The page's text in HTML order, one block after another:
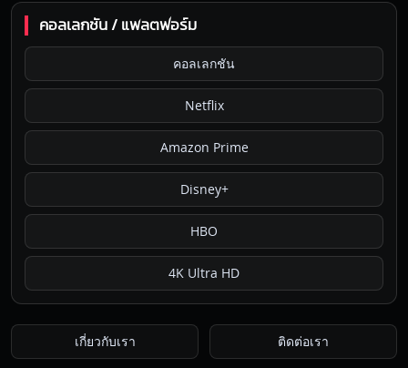
คอลเลกชัน / แพลตฟอร์ม
คอลเลกชัน
Netflix
Amazon Prime
Disney+
HBO
4K Ultra HD
เกี่ยวกับเรา ติดต่อเรา